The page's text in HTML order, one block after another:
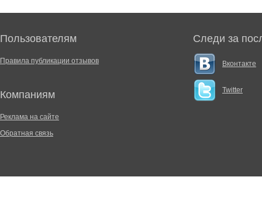
Пользователям
Правила публикации отзывов
Компаниям
Реклама на сайте
Обратная связь
Следи за
Вконтакте
Twitter